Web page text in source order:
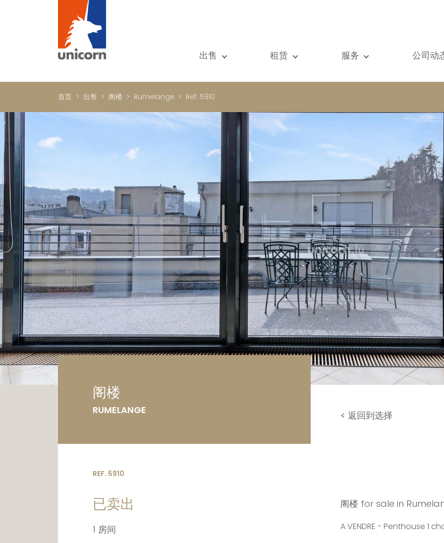
出售
国际的
Investment property
书房
商铺
车库 / 停车场
土地
租赁
顶级豪宅
车库 / 停车场
服务
房屋租赁托管
物业管理
公司动
博客
首页 出售 阁楼 Rumelange Ref. 5910
阁楼
RUMELANGE < 返回到选择
REF. 5910
已卖出
1 房间
阁楼 for sale in
A VENDRE - Penthouse 1